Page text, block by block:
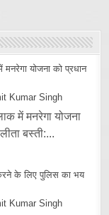
योजना को प्रधान
Kumar Singh
में मनरेगा योजना
बस्ती:...
के लिए पुलिस का भय
Kumar Singh